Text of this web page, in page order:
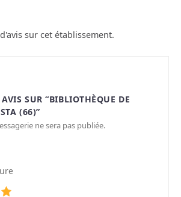
sur cet établissement.
SUR “BIBLIOTHÈQUE DE
(66)”
ne sera pas publiée.